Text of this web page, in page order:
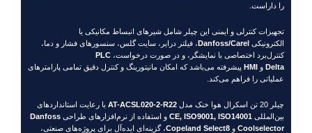
را داراست.
تجهیزات کنترلی و ایمنی این چیلر شامل شیرهای انبساط مکانیکی یا
الکترونیکی Danfoss/Carel، فیلتر درایر، سایت گلس، سنسورهای فشار و دما،
کنترل‌برد اختصاصی با نمایشگر، و در صورت درخواست، PLC
Delta و HMI پیشرفته می‌باشد که امکان مانیتورینگ و کنترل دقیق تمامی پارامترهای
عملیاتی را فراهم می‌کند.
چیلر 20 تن اسکرال هوا خنک مدل AT-ACSL020-2-R22 با رعایت استانداردهای
بین‌المللی CE, ISO9001, ISO14001 و استفاده از نرم‌افزارهای طراحی Danfoss
Coolselector و Copeland Select8، گزینه‌ای ایده‌آل برای پروژه‌های صنعتی،